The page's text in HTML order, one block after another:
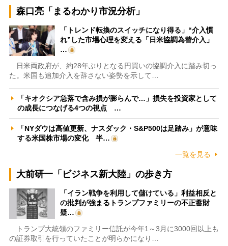
森口亮「まるわかり市況分析」
「トレンド転換のスイッチになり得る」“介入慣
れ”した市場心理を変える「日米協調為替介入」
…
日米両政府が、約28年ぶりとなる円買いの協調介入に踏み切っ
た。米国も追加介入を辞さない姿勢を示して…
「キオクシア急落で含み損が膨らんで…」損失を投資家として
の成長につなげる4つの視点 …
「NYダウは高値更新、ナスダック・S&P500は足踏み」が意味
する米国株市場の変化 半…
一覧を見る
大前研一「ビジネス新大陸」の歩き方
「イラン戦争を利用して儲けている」利益相反と
の批判が強まるトランプファミリーの不正蓄財
疑…
トランプ大統領のファミリー信託が今年1～3月に3000回以上も
の証券取引を行っていたことが明らかになり…